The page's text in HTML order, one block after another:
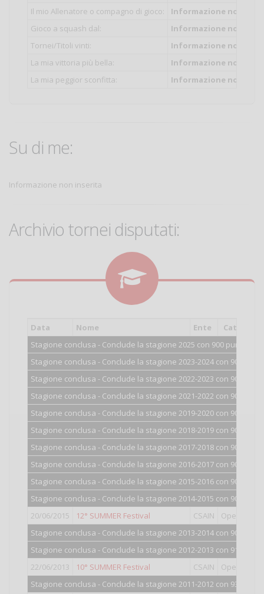
Il mio Allenatore o compagno di gioco:
Informazione non
Gioco a squash dal:
Informazione non
Tornei/Titoli vinti:
Informazione non
La mia vittoria più bella:
Informazione non
La mia peggior sconfitta:
Informazione non
Su di me:
Informazione non inserita
Archivio tornei disputati:
Data Nome Ente Cat.
Stagione conclusa - Conclude la stagione 2025 con 900 punti.
Stagione conclusa - Conclude la stagione 2023-2024 con 900 punti.
Stagione conclusa - Conclude la stagione 2022-2023 con 900 punti.
Stagione conclusa - Conclude la stagione 2021-2022 con 900 punti.
Stagione conclusa - Conclude la stagione 2019-2020 con 900 punti.
Stagione conclusa - Conclude la stagione 2018-2019 con 900 punti.
Stagione conclusa - Conclude la stagione 2017-2018 con 900 punti.
Stagione conclusa - Conclude la stagione 2016-2017 con 900 punti.
Stagione conclusa - Conclude la stagione 2015-2016 con 900 punti.
Stagione conclusa - Conclude la stagione 2014-2015 con 901 punti.
20/06/2015
12° SUMMER Festival CSAIN Open
Stagione conclusa - Conclude la stagione 2013-2014 con 904 punti.
Stagione conclusa - Conclude la stagione 2012-2013 con 912 punti.
22/06/2013
10° SUMMER Festival CSAIN Open
Stagione conclusa - Conclude la stagione 2011-2012 con 935 punti.